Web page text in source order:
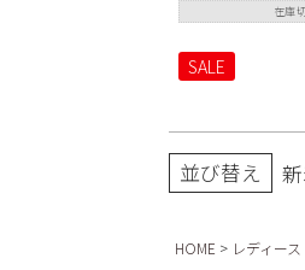
在庫
SALE
並び替え
HOME レディース